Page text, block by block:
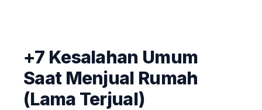
+7 Kesalahan Umum
Saat Menjual Rumah
(Lama Terjual)